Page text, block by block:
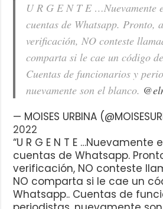
U R G E N T E …Nuevamente
cuentas de Whatsapp. Pronto,
verificación, NO conteste
comparta si le cae un código
Cuentas de funcionarios y
nuevamente son el blanco.
— MOISES URBINA
2022
“U R G E N T E
cuentas de Whatsapp.
verificación, NO conteste
NO comparta si le cae un
Whatsapp.. Cuentas de